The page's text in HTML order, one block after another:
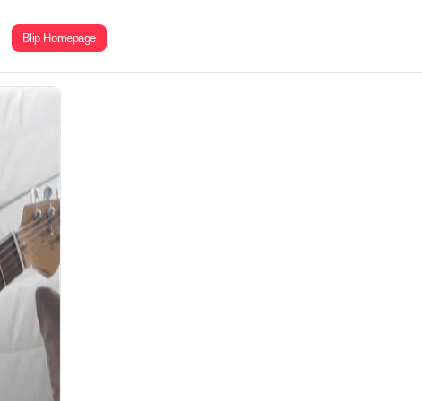
Blip Homepage